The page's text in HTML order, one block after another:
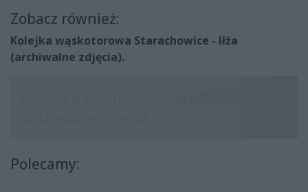
Zobacz również:
Kolejka wąskotorowa Starachowice - Iłża
(archiwalne zdjęcia).
Polecamy: